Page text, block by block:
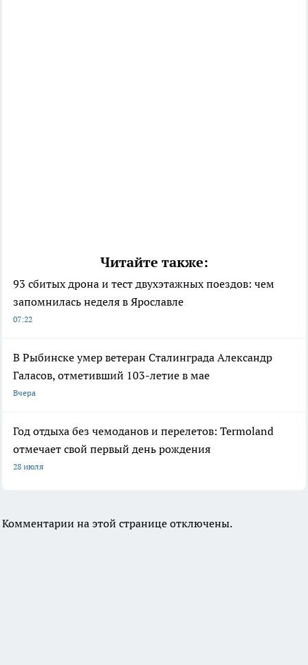
Читайте также:
93 сбитых дрона и тест двухэтажных поездов: чем
запомнилась неделя в Ярославле
07:22
В Рыбинске умер ветеран Сталинграда Александр
Галасов, отметивший 103-летие в мае
Вчера
Год отдыха без чемоданов и перелетов: Termoland
отмечает свой первый день рождения
28 июля
Комментарии на этой странице отключены.